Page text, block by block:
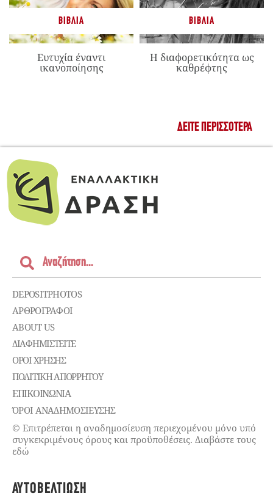
ΒΙΒΛΊΑ
Ευτυχία έναντι
ικανοποίησης
ΒΙΒΛΊΑ
Η διαφορετικότητα ως
καθρέφτης
ΔΕΊΤΕ ΠΕΡΙΣΣΌΤΕΡΑ
DEPOSITPHOTOS
ΑΡΘΡΟΓΡΑΦΟΙ
ABOUT US
ΔΙΑΦΗΜΙΣΤΕΊΤΕ
ΌΡΟΙ ΧΡΉΣΗΣ
ΠΟΛΙΤΙΚΉ ΑΠΟΡΡΉΤΟΥ
ΕΠΙΚΟΙΝΩΝΊΑ
ΌΡΟΙ ΑΝΑΔΗΜΟΣΙΕΥΣΗΣ
© Επιτρέπεται η αναδημοσίευση περιεχομένου μόνο υπό
συγκεκριμένους όρους και προϋποθέσεις. Διαβάστε τους
εδώ
ΑΥΤΟΒΕΛΤΊΩΣΗ